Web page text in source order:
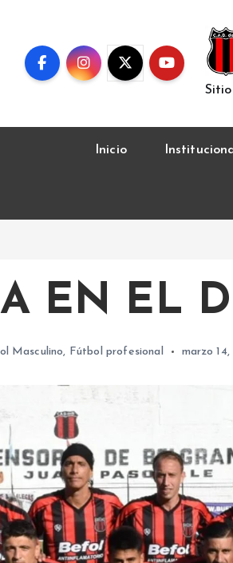
Inicio
EN EL
Masculino, Fútbol profesional marzo 14,